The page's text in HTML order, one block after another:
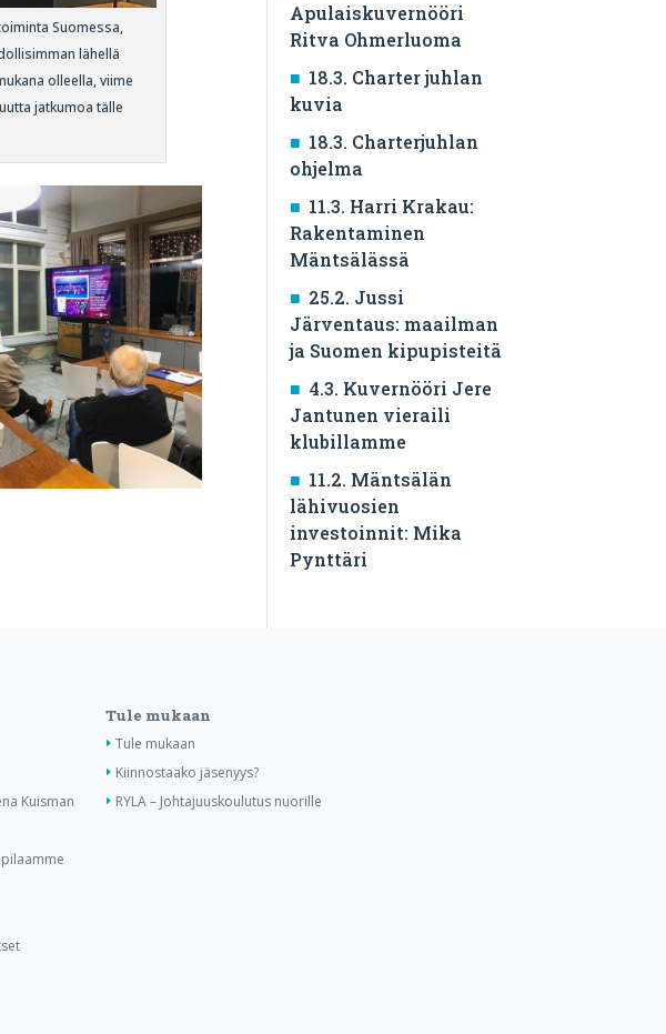
Suomessa,
lähellä
olleella, viime
jatkumoa tälle
Apulaiskuvernööri
Ritva Ohmerluoma
18.3. Charter juhlan
kuvia
18.3. Charterjuhlan
ohjelma
11.3. Harri Krakau:
Rakentaminen
Mäntsälässä
25.2. Jussi
Järventaus: maailman
ja Suomen kipupisteitä
4.3. Kuvernööri Jere
Jantunen vieraili
klubillamme
11.2. Mäntsälän
lähivuosien
investoinnit: Mika
Pynttäri
Kuisman
Tule mukaan
Tule mukaan
Kiinnostaako jäsenyys?
RYLA – Johtajuuskoulutus nuorille